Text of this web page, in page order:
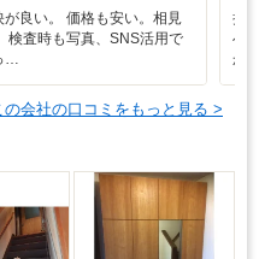
良い。 価格も安い。相見
検査時も写真、SNS活用で
…
担
へ
か
の会社の口コミをもっと見る >